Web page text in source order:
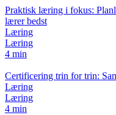
Praktisk læring i fokus:
lærer bedst
Læring
Læring
4 min
Certificering trin for trin:
Læring
Læring
4 min